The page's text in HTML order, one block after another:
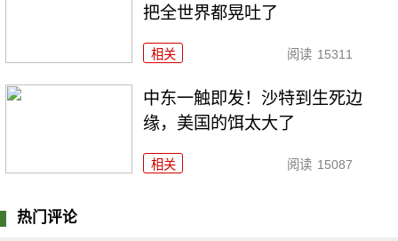
把全世界都晃吐了
相关 阅读 15311
中东一触即发！沙特到生死边
缘，美国的饵太大了
相关 阅读 15087
热门评论